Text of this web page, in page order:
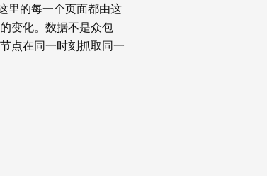
里的每一个页面都由这
变化。数据不是众包
点在同一时刻抓取同一